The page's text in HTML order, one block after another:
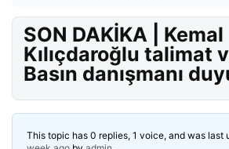
SON DAKİKA | Kemal
Kılıçdaroğlu talimat
Basın danışmanı
This topic has 0 replies, 1 voice, and was last